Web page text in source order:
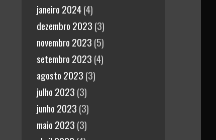
janeiro 2024(4)
dezembro 2023 (3)
novembro 2023 (5)
setembro 2023 (4)
agosto 2023 (3)
julho 2023 (3)
junho 2023 (3)
maio 2023 (3)